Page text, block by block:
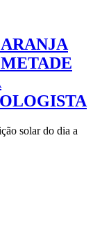
solar do dia a